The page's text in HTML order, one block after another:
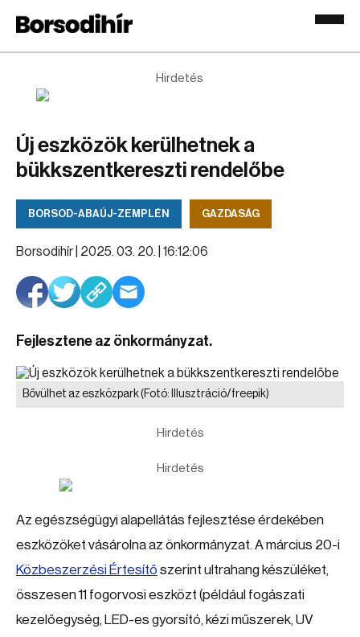
Hirdetés
Új eszközök kerülhetnek a
bükkszentkereszti rendelőbe
BORSOD-ABAÚJ-ZEMPLÉN GAZDASÁG
Borsodihír | 2025. 03. 20. | 16:12:06
Fejlesztene az önkormányzat.
Bővülhet az eszközpark(Fotó: Illusztráció/freepik)
Hirdetés
Hirdetés
Az egészségügyi alapellátás fejlesztése érdekében
eszközöket vásárolna az önkormányzat. A március 20-i
Közbeszerzési Értesítő szerint ultrahang készüléket,
összesen 11 fogorvosi eszközt (például fogászati
kezelőegység, LED-es gyorsító, kézi műszerek, UV